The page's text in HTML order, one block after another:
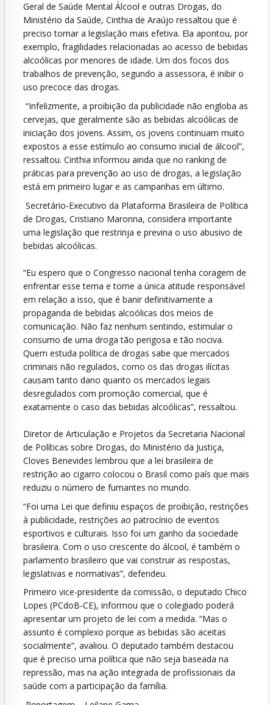
Geral de Saúde Mental Álcool e outras Drogas, do
Ministério da Saúde, Cinthia de Araújo ressaltou que é
preciso tornar a legislação mais efetiva. Ela apontou, por
exemplo, fragilidades relacionadas ao acesso de bebidas
alcoólicas por menores de idade. Um dos focos dos
trabalhos de prevenção, segundo a assessora, é inibir o
uso precoce das drogas.
“Infelizmente, a proibição da publicidade não engloba as
cervejas, que geralmente são as bebidas alcoólicas de
iniciação dos jovens. Assim, os jovens continuam muito
expostos a esse estímulo ao consumo inicial de álcool”,
ressaltou. Cinthia informou ainda que no ranking de
práticas para prevenção ao uso de drogas, a legislação
está em primeiro lugar e as campanhas em último.
Secretário-Executivo da Plataforma Brasileira de Política
de Drogas, Cristiano Maronna, considera importante
uma legislação que restrinja e previna o uso abusivo de
bebidas alcoólicas.
“Eu espero que o Congresso nacional tenha coragem de
enfrentar esse tema e tome a única atitude responsável
em relação a isso, que é banir definitivamente a
propaganda de bebidas alcoólicas dos meios de
comunicação. Não faz nenhum sentindo, estimular o
consumo de uma droga tão perigosa e tão nociva.
Quem estuda política de drogas sabe que mercados
criminais não regulados, como os das drogas ilícitas
causam tanto dano quanto os mercados legais
desregulados com promoção comercial, que é
exatamente o caso das bebidas alcoólicas”, ressaltou.
Diretor de Articulação e Projetos da Secretaria Nacional
de Políticas sobre Drogas, do Ministério da Justiça,
Cloves Benevides lembrou que a lei brasileira de
restrição ao cigarro colocou o Brasil como país que mais
reduziu o número de fumantes no mundo.
“Foi uma Lei que definiu espaços de proibição, restrições
à publicidade, restrições ao patrocínio de eventos
esportivos e culturais. Isso foi um ganho da sociedade
brasileira. Com o uso crescente do álcool, é também o
parlamento brasileiro que vai construir as respostas,
legislativas e normativas”, defendeu.
Primeiro vice-presidente da comissão, o deputado Chico
Lopes (PCdoB-CE), informou que o colegiado poderá
apresentar um projeto de lei com a medida. “Mas o
assunto é complexo porque as bebidas são aceitas
socialmente”, avaliou. O deputado também destacou
que é preciso uma política que não seja baseada na
repressão, mas na ação integrada de profissionais da
saúde com a participação da família.